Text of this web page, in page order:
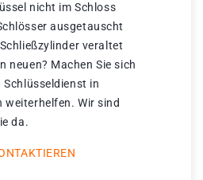
nicht im Schloss
ausgetauscht
veraltet
neuen? Machen Sie sich
Schlüsseldienst in
weiterhelfen. Wir sind
da.